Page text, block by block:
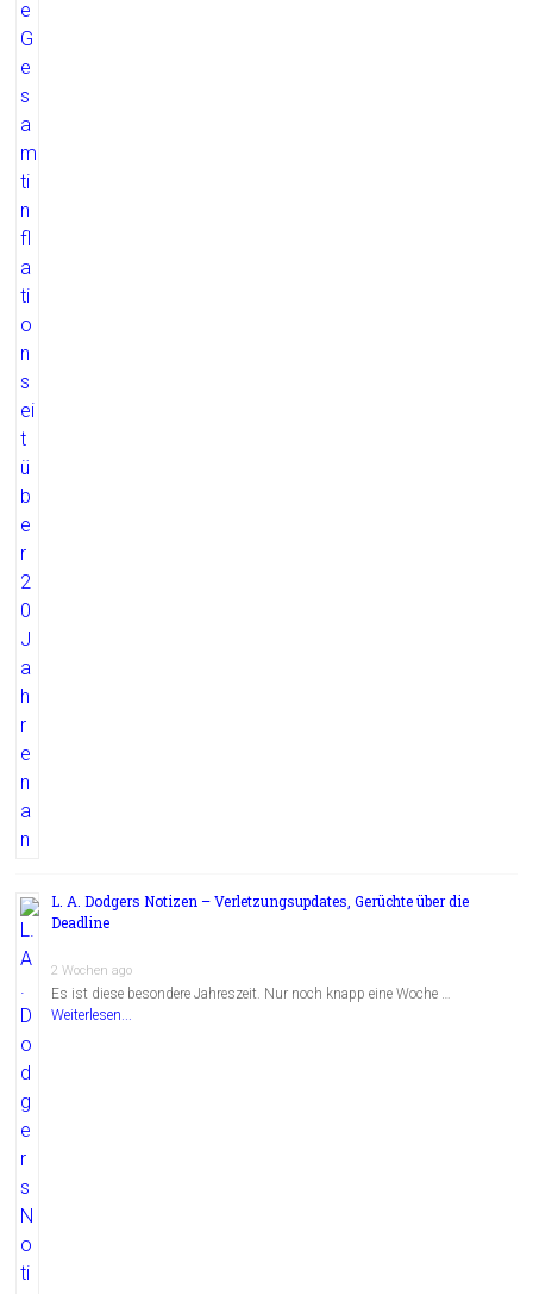
L. A. Dodgers Notizen – Verletzungsupdates, Gerüchte über die
Deadline
2 Wochen ago
Es ist diese besondere Jahreszeit. Nur noch knapp eine Woche …
Weiterlesen...